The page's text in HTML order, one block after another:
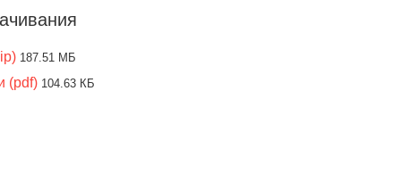
187.51 МБ
(pdf) 104.63 КБ